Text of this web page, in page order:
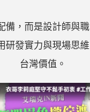
備，而是設計師與
發實力與現場思維
台灣價值。